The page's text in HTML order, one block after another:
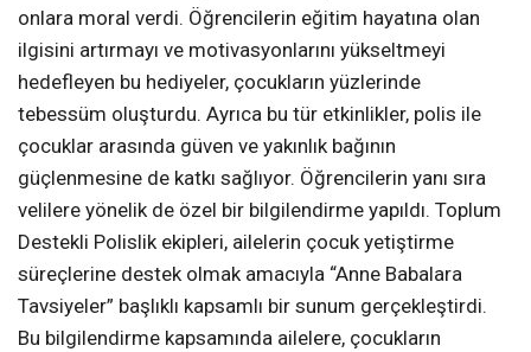
onlara moral verdi. Öğrencilerin eğitim hayatına olan
ilgisini artırmayı ve motivasyonlarını yükseltmeyi
hedefleyen bu hediyeler, çocukların yüzlerinde
tebessüm oluşturdu. Ayrıca bu tür etkinlikler, polis ile
çocuklar arasında güven ve yakınlık bağının
güçlenmesine de katkı sağlıyor. Öğrencilerin yanı sıra
velilere yönelik de özel bir bilgilendirme yapıldı. Toplum
Destekli Polislik ekipleri, ailelerin çocuk yetiştirme
süreçlerine destek olmak amacıyla “Anne Babalara
Tavsiyeler” başlıklı kapsamlı bir sunum gerçekleştirdi.
Bu bilgilendirme kapsamında ailelere, çocukların